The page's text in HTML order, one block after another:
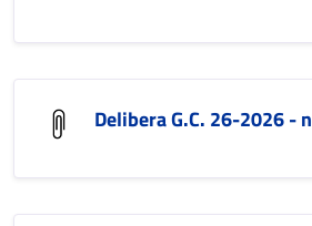
Delibera G.C. 26-2026 -